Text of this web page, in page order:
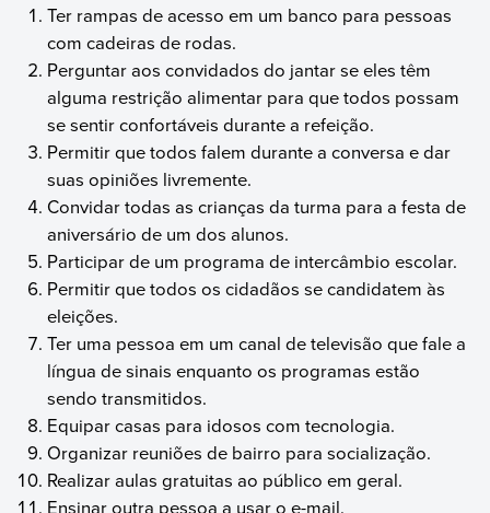
Ter rampas de acesso em um banco para pessoas
com cadeiras de rodas.
Perguntar aos convidados do jantar se eles têm
alguma restrição alimentar para que todos possam
se sentir confortáveis durante a refeição.
Permitir que todos falem durante a conversa e dar
suas opiniões livremente.
Convidar todas as crianças da turma para a festa de
aniversário de um dos alunos.
Participar de um programa de intercâmbio escolar.
Permitir que todos os cidadãos se candidatem às
eleições.
Ter uma pessoa em um canal de televisão que fale a
língua de sinais enquanto os programas estão
sendo transmitidos.
Equipar casas para idosos com tecnologia.
Organizar reuniões de bairro para socialização.
Realizar aulas gratuitas ao público em geral.
Ensinar outra pessoa a usar o e-mail.